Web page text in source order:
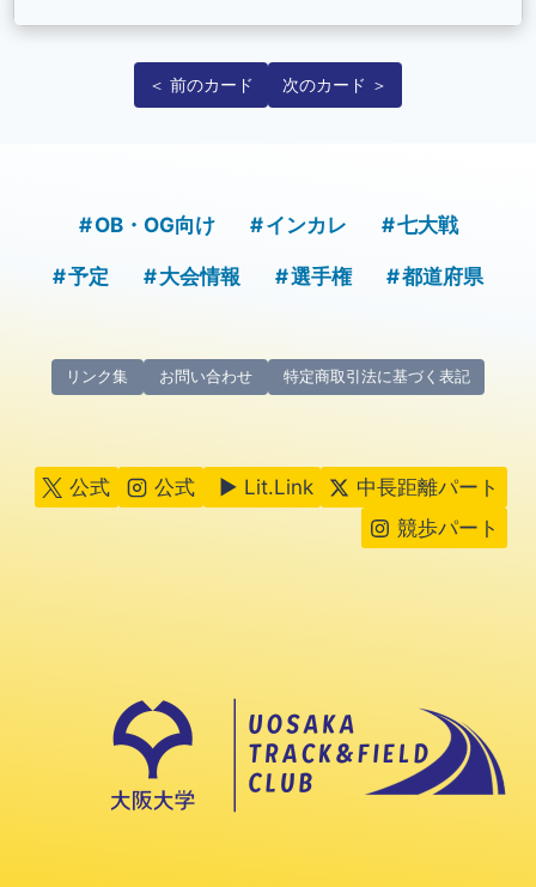
＜ 前のカード 次のカード ＞
OB・OG向け インカレ 七大戦
予定 大会情報 選手権 都道府県
リンク集 お問い合わせ 特定商取引法に基づく表記
公式 公式 ▶ Lit.Link
中長距離パート
競歩パート